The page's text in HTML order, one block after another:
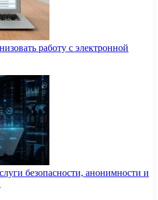
работу с электронной
безопасности, анонимности и